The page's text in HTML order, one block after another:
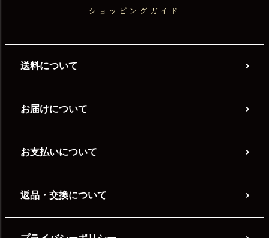
ショッピングガイド
送料について
お届けについて
お支払いについて
返品・交換について